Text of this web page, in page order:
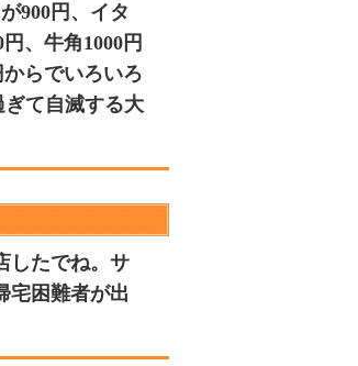
900円、イタ
、牛角1000円
らでいろいろ
て自滅する大
したでね。サ
宅困難者が出